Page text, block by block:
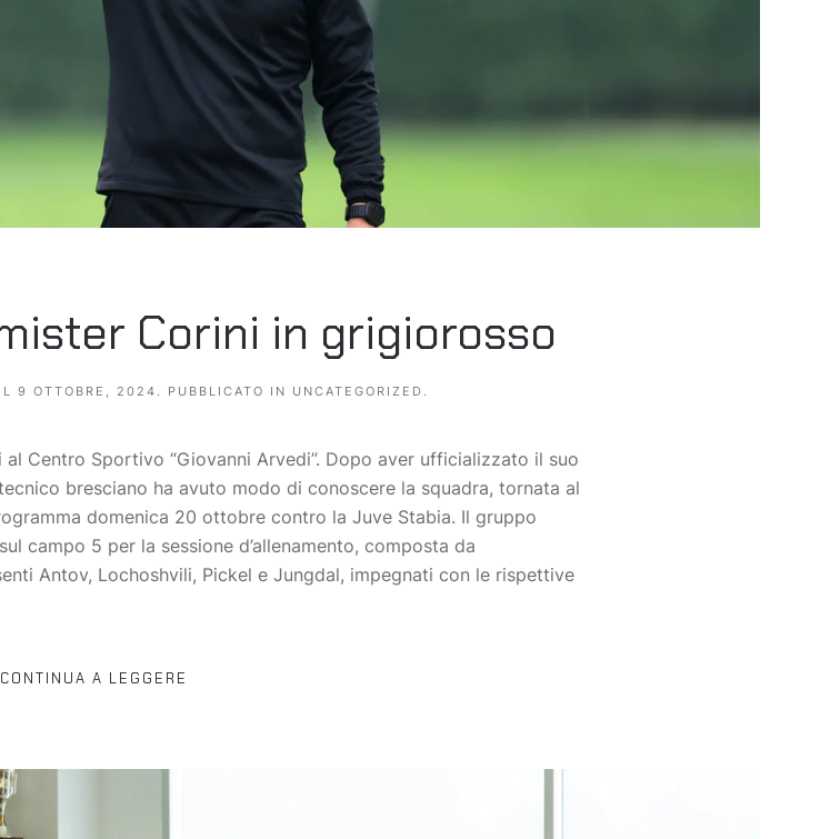
Corini in grigiorosso
IL 9 OTTOBRE, 2024 . PUBBLICATO IN UNCATEGORIZED .
Centro Sportivo “Giovanni Arvedi”. Dopo aver ufficializzato il suo
bresciano ha avuto modo di conoscere la squadra, tornata al
domenica 20 ottobre contro la Juve Stabia. Il gruppo
campo 5 per la sessione d’allenamento, composta da
Antov, Lochoshvili, Pickel e Jungdal, impegnati con le rispettive
CONTINUA A LEGGERE